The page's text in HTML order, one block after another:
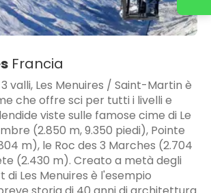
Francia
valli, Les Menuires / Saint-Martin è
che offre sci per tutti i livelli e
viste sulle famose cime di Le
(2.850 m, 9.350 piedi), Pointe
m), le Roc des 3 Marches (2.704
(2.430 m). Creato a metà degli
di Les Menuires è l'esempio